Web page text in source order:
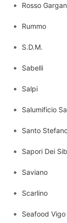
Rosso
Rummo
S.D.M.
Sabelli
Salpi
Salumificio
Santo
Sapori Dei
Saviano
Scarlino
Seafood Vigo